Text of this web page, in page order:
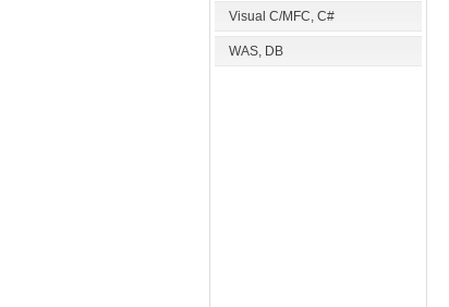
Visual C/MFC, C#
WAS, DB